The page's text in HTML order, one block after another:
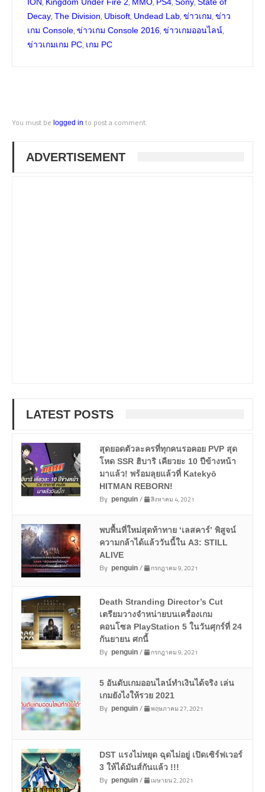
ION Kingdom Under Fire 2 MMO PS4 Sony State of
Decay, The Division, Ubisoft, Undead Lab, ข่าวเกม, ข่าว
เกม Console, ข่าวเกม Console 2016, ข่าวเกมออนไลน์,
ข่าวเกมเกม PC, เกม PC
You must be logged in to post a comment.
ADVERTISEMENT
LATEST POSTS
สุดยอดตัวละครที่ทุกคนรอคอย PVP สุด
โหด SSR ฮิบาริ เคียวยะ 10 ปีข้างหน้า
มาแล้ว! พร้อมลุยแล้วที่ Katekyō
HITMAN REBORN!
By penguin/ สิงหาคม 4, 2021
พบพื้นที่ใหม่สุดท้าทาย ‘เลสคาร์’ พิสูจน์
ความกล้าได้แล้ววันนี้ใน A3: STILL
ALIVE
By penguin/ กรกฎาคม 9, 2021
Death Stranding Director’s Cut
เตรียมวางจำหน่ายบนเครื่องเกม
คอนโซล PlayStation 5 ในวันศุกร์ที่ 24
กันยายน ศกนี้
By penguin/ กรกฎาคม 9, 2021
5 อันดับเกมออนไลน์ทำเงินได้จริง เล่น
เกมยังไงให้รวย 2021
By penguin/ พฤษภาคม 27, 2021
DST แรงไม่หยุด ฉุดไม่อยู่ เปิดเซิร์ฟเวอร์
3 ให้ได้มันส์กันแล้ว !!!
By penguin/ เมษายน 2, 2021